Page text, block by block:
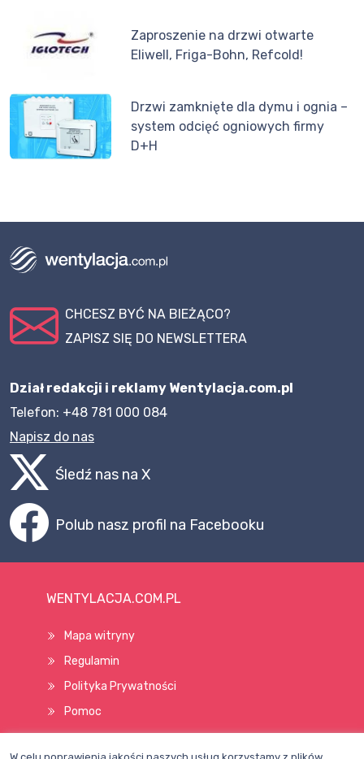
Zaproszenie na drzwi otwarte
Eliwell, Friga-Bohn, Refcold!
Drzwi zamknięte dla dymu i ognia –
system odcięć ogniowych firmy
D+H
CHCESZ BYĆ NA BIEŻĄCO?
ZAPISZ SIĘ DO NEWSLETTERA
Dział redakcji i reklamy Wentylacja.com.pl
Telefon: +48 781 000 084
Napisz do nas
Śledź nas na X
Polub nasz profil na Facebooku
WENTYLACJA.COM.PL
Mapa witryny
Regulamin
Polityka Prywatności
Pomoc